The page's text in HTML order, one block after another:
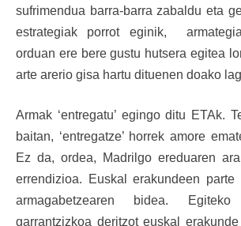
sufrimendua barra-barra zabaldu eta
estrategiak porrot eginik,
orduan ere bere gustu hutsera egitea
arte arerio gisa hartu dituenen doako
Armak ‘entregatu’ egingo ditu ETAk.
baitan, ‘entregatze’ horrek amore
Ez da, ordea, Madrilgo ereduaren
errendizioa. Euskal erakundeen parte
armagabetzearen bidea.
garrantzizkoa deritzot euskal